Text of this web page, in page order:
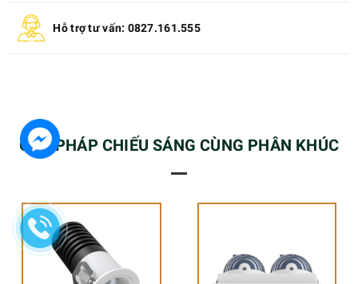
Hỗ trợ tư vấn: 0827.161.555
GIẢI PHÁP CHIẾU SÁNG CÙNG PHÂN KHÚC